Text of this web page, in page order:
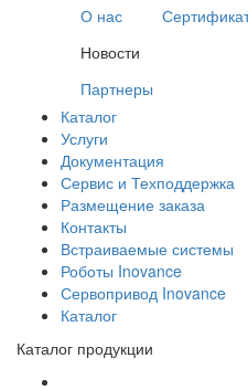
О нас
Новости
Партнеры
Каталог
Услуги
Документация
Сервис и Техподдержка
Размещение заказа
Контакты
Встраиваемые системы
Роботы Inovance
Сервопривод Inovance
Каталог
Каталог продукции